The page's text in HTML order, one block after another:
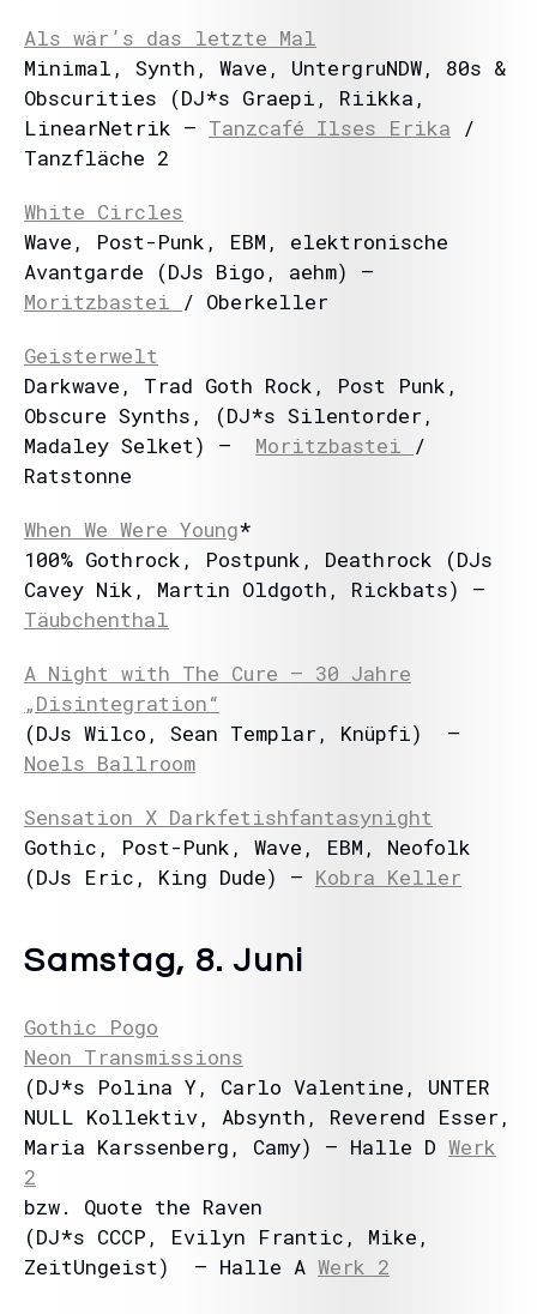
Als wär’s das letzte Mal
Minimal, Synth, Wave, UntergruNDW, 80s &
Obscurities (DJ*s Graepi, Riikka,
LinearNetrik – Tanzcafé Ilses Erika /
Tanzfläche 2
White Circles
Wave, Post-Punk, EBM, elektronische
Avantgarde (DJs Bigo, aehm) –
Moritzbastei / Oberkeller
Geisterwelt
Darkwave, Trad Goth Rock, Post Punk,
Obscure Synths, (DJ*s Silentorder,
Madaley Selket) – Moritzbastei /
Ratstonne
When We Were Young*
100% Gothrock, Postpunk, Deathrock (DJs
Cavey Nik, Martin Oldgoth, Rickbats) –
Täubchenthal
A Night with The Cure – 30 Jahre
„Disintegration“
(DJs Wilco, Sean Templar, Knüpfi) –
Noels Ballroom
Sensation X Darkfetishfantasynight
Gothic, Post-Punk, Wave, EBM, Neofolk
(DJs Eric, King Dude) – Kobra Keller
Samstag, 8. Juni
Gothic Pogo
Neon Transmissions
(DJ*s Polina Y, Carlo Valentine, UNTER
NULL Kollektiv, Absynth, Reverend Esser,
Maria Karssenberg, Camy) – Halle D Werk
2
bzw. Quote the Raven
(DJ*s CCCP, Evilyn Frantic, Mike,
ZeitUngeist) – Halle A Werk 2